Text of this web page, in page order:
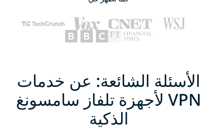
الأسئلة الشائعة: عن خدمات
VPN لأجهزة تلفاز سامسونغ
الذكية